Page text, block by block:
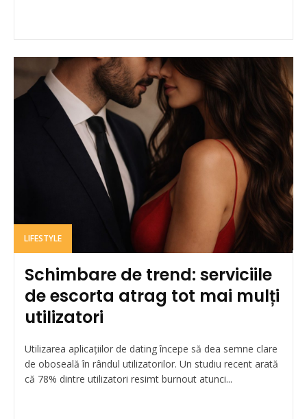
LIFESTYLE
Schimbare de trend: serviciile
de escorta atrag tot mai mulți
utilizatori
Utilizarea aplicațiilor de dating începe să dea semne clare
de oboseală în rândul utilizatorilor. Un studiu recent arată
că 78% dintre utilizatori resimt burnout atunci...